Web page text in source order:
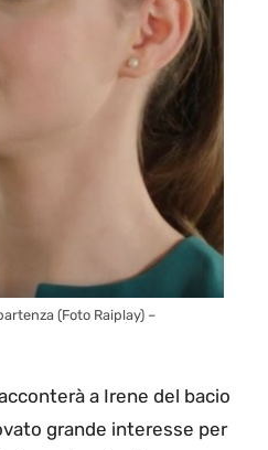
(Foto Raiplay) –
a Irene del bacio
grande interesse per